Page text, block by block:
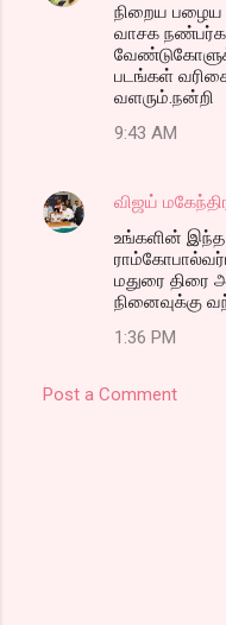
நிறைய பழைய
வாசக
படங்கள்
வளரும்.நன்றி
9:43 AM
விஜய்
உங்களின் இந்த
மதுரை திரை
நினைவுக்கு
1:36 PM
Post a Comment